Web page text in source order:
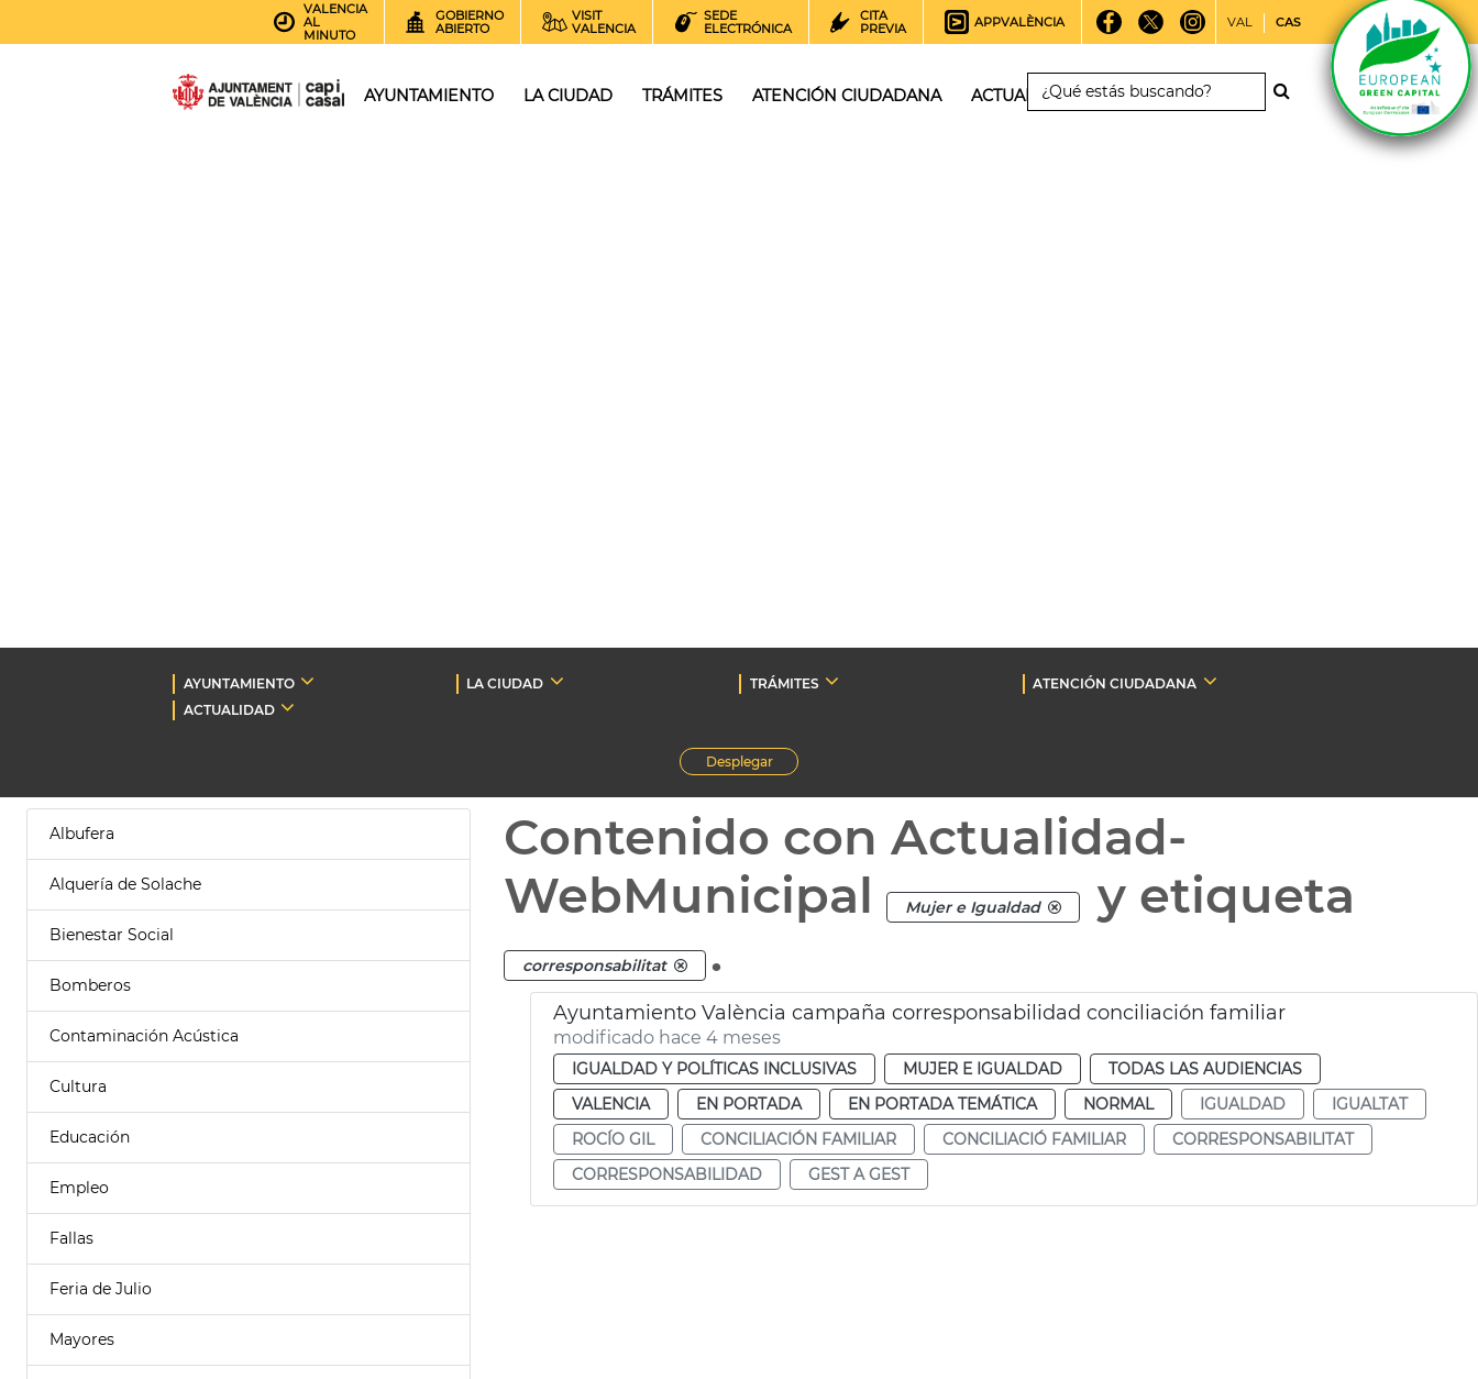
VALENCIA
AL
MINUTO
GOBIERNO
ABIERTO
VISIT
VALENCIA
SEDE
ELECTRÓNICA
CITA
PREVIA
APPVALÈNCIA VAL CAS
AYUNTAMIENTO LA CIUDAD TRÁMITES ATENCIÓN CIUDADANA ACTUALIDAD
AYUNTAMIENTO LA CIUDAD TRÁMITES
ATENCIÓN CIUDADANA
ACTUALIDAD
Desplegar
Albufera
Alquería de Solache
Bienestar Social
Bomberos
Contaminación Acústica
Cultura
Educación
Empleo
Fallas
Feria de Julio
Mayores
Contenido con Actualidad-
WebMunicipal
Mujer e Igualdad y etiqueta
corresponsabilitat .
Ayuntamiento València campaña corresponsabilidad conciliación familiar
modificado hace 4 meses
IGUALDAD Y POLÍTICAS INCLUSIVAS MUJER E IGUALDAD
TODAS LAS AUDIENCIAS
VALENCIA
EN PORTADA EN PORTADA TEMÁTICA NORMAL IGUALDAD
IGUALTAT
ROCÍO GIL
CONCILIACIÓN FAMILIAR CONCILIACIÓ FAMILIAR
CORRESPONSABILITAT
CORRESPONSABILIDAD
GEST A GEST